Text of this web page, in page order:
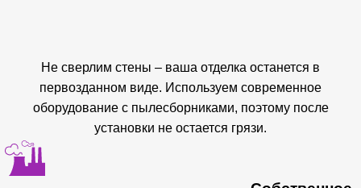
Не сверлим стены – ваша отделка останется в
первозданном виде. Используем современное
оборудование с пылесборниками, поэтому после
установки не остается грязи.